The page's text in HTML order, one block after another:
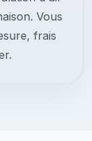
Vous
frais